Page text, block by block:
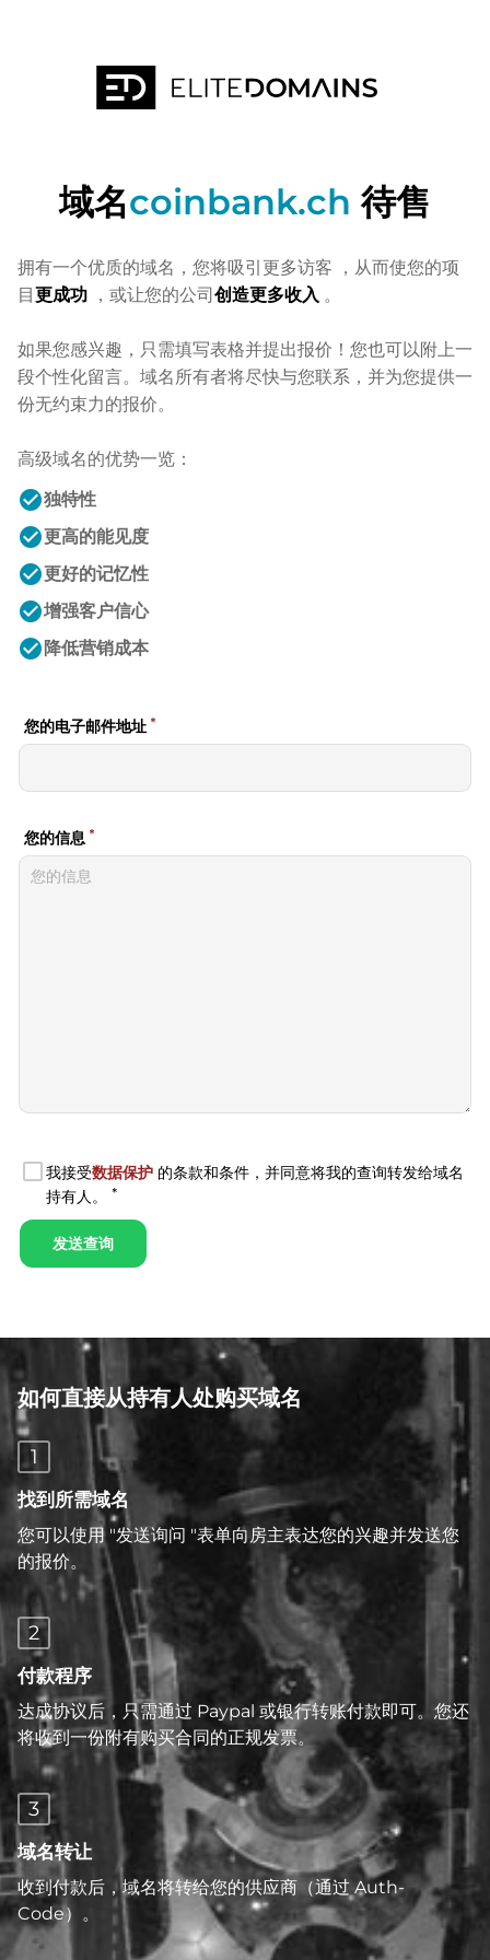
域名coinbank.ch 待售
拥有一个优质的域名，您将吸引更多访客 ，从而使您的项
目更成功 ，或让您的公司创造更多收入 。
如果您感兴趣，只需填写表格并提出报价！您也可以附上一
段个性化留言。域名所有者将尽快与您联系，并为您提供一
份无约束力的报价。
高级域名的优势一览：
check_circle独特性
check_circle更高的能见度
check_circle更好的记忆性
check_circle增强客户信心
check_circle 降低营销成本
如何直接从持有人处购买域名
1
找到所需域名
您可以使用 "发送询问 "表单向房主表达您的兴趣并发送您
的报价。
2
付款程序
达成协议后，只需通过 Paypal 或银行转账付款即可。您还
将收到一份附有购买合同的正规发票。
3
域名转让
收到付款后，域名将转给您的供应商（通过 Auth-
Code）。